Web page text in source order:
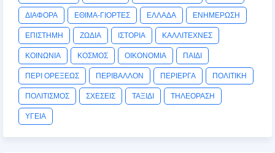
ΔΙΑΦΟΡΑ ΕΘΙΜΑ-ΓΙΟΡΤΕΣ ΕΛΛΑΔΑ ΕΝΗΜΕΡΩΣΗ
ΕΠΙΣΤΗΜΗ ΖΩΔΙΑ ΙΣΤΟΡΙΑ ΚΑΛΛΙΤΕΧΝΕΣ
ΚΟΙΝΩΝΙΑ ΚΟΣΜΟΣ ΟΙΚΟΝΟΜΙΑ ΠΑΙΔΙ
ΠΕΡΙ ΟΡΕΞΕΩΣ ΠΕΡΙΒΑΛΛΟΝ ΠΕΡΙΕΡΓΑ ΠΟΛΙΤΙΚΗ
ΠΟΛΙΤΙΣΜΟΣ ΣΧΕΣΕΙΣ ΤΑΞΙΔΙ ΤΗΛΕΟΡΑΣΗ
ΥΓΕΙΑ